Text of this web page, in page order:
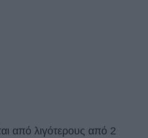
από λιγότερους από 2